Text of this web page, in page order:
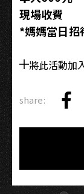
現場收費
*媽媽當日招
將此活動加
share:
on
Copy